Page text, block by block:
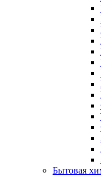
Бытовая